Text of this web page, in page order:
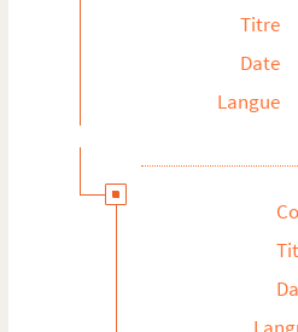
fêtes de Lille les 15, 16, 17 et 23 juin
musicales du Nord et du Pas-de-
ouest, programme de la grande
Titre
Date
Langue